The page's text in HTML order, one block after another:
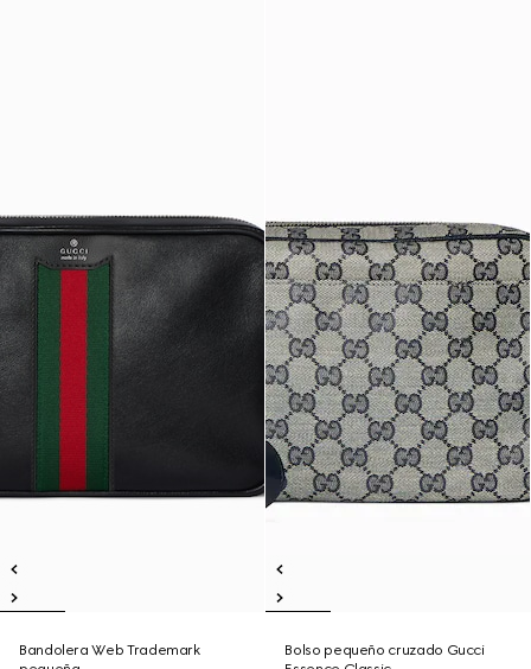
Bandolera Web Trademark
Bolso pequeño cruzado Gucci